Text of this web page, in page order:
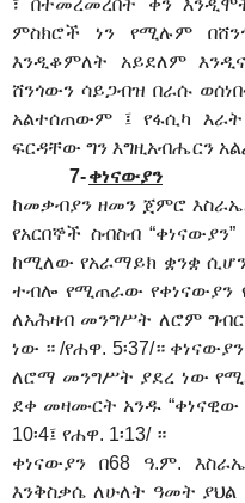
፣ በተመረመረበት ቀን
ምስክሮች ነን የሚሉም
እንዲቆምለት አይደለም
ሸንጎውን ሳይጋብዝ በራሱ
አልተሰጠውም ፤ የፋሲካ
ፍርዳቸው ግን እግዚአብሔርን
7-ቀነናውያን
ከመቃብያን ዘመን ጀምሮ
የአርበኞች ስብስብ
ከሚለው የአራማይክ ቋንቋ
ተብሎ የሚጠራው የቀነናውያን
ለአሕዛብ መንግሥት ለሮም ግብር
ነው ። /የሐዋ. 5፡37/።
ለሮማ መንግሥት ያደረ ነው
ደቀ መዛሙርት አንዱ
10፡4፤ የሐዋ. 1፡13/ ።
ቀነናውያን በ68 ዓ.ም.
እንቅስቃሴ ለሁለት ዓመት ያህል